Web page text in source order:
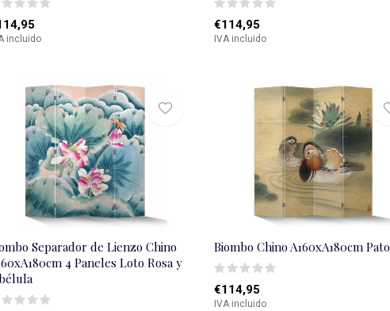
incluido
€114,95
IVA incluido
Separador de Lienzo Chino
4 Paneles Loto Rosa y
Biombo Chino A160xA180cm Pato
€114,95
IVA incluido